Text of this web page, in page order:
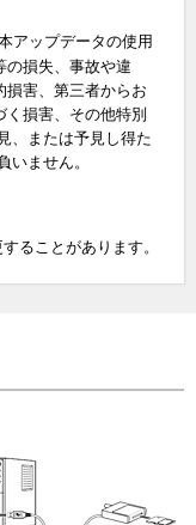
アップデータの使用
の損失、事故や違
損害、第三者からお
く損害、その他特別
、または予見し得た
いません。
ることがあります。